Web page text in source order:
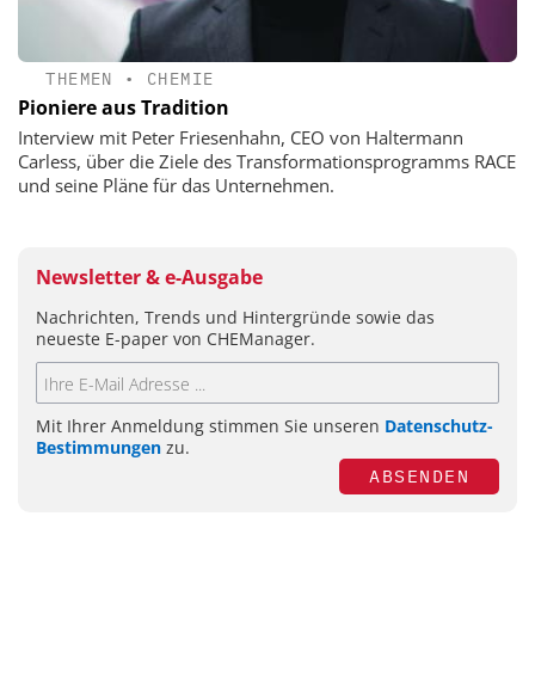
THEMEN • CHEMIE
Pioniere aus Tradition
Interview mit Peter Friesenhahn, CEO von Haltermann
Carless, über die Ziele des Transformationsprogramms RACE
und seine Pläne für das Unternehmen.
Newsletter & e-Ausgabe
Nachrichten, Trends und Hintergründe sowie das
neueste E-paper von CHEManager.
Mit Ihrer Anmeldung stimmen Sie unseren Datenschutz-
Bestimmungen zu.
ABSENDEN